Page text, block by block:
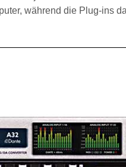
während die Plug-ins